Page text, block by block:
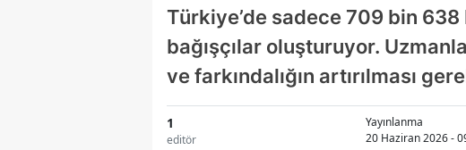
Türkiye’de sadece 709 bin 638
bağışçılar oluşturuyor.
ve farkındalığın artırılması
1
editör
Yayınlanma
20 Haziran 2026 -